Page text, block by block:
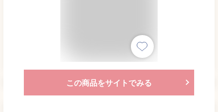
この商品をサイトでみる